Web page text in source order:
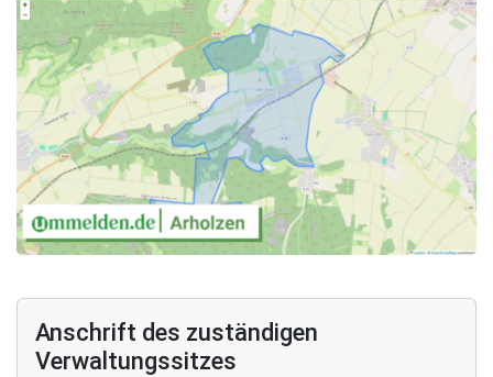
Anschrift des zuständigen
Verwaltungssitzes